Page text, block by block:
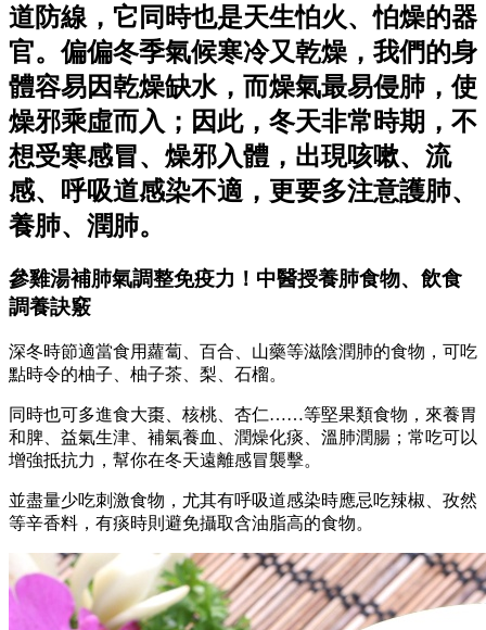
道防線，它同時也是天生怕火、怕燥的器
官。偏偏冬季氣候寒冷又乾燥，我們的身
體容易因乾燥缺水，而燥氣最易侵肺，使
燥邪乘虛而入；因此，冬天非常時期，不
想受寒感冒、燥邪入體，出現咳嗽、流
感、呼吸道感染不適，更要多注意護肺、
養肺、潤肺。
參雞湯補肺氣調整免疫力！中醫授養肺食物、飲食
調養訣竅
深冬時節適當食用蘿蔔、百合、山藥等滋陰潤肺的食物，可吃
點時令的柚子、柚子茶、梨、石榴。
同時也可多進食大棗、核桃、杏仁……等堅果類食物，來養胃
和脾、益氣生津、補氣養血、潤燥化痰、溫肺潤腸；常吃可以
增強抵抗力，幫你在冬天遠離感冒襲擊。
並盡量少吃刺激食物，尤其有呼吸道感染時應忌吃辣椒、孜然
等辛香料，有痰時則避免攝取含油脂高的食物。